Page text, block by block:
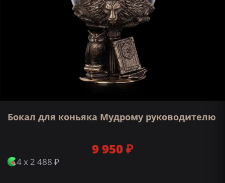
Бокал для коньяка Мудрому руководителю
9 950 ₽
4 x 2 488 ₽